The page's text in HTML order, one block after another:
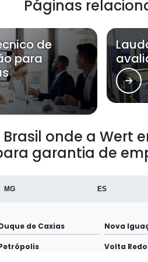
Páginas
de
para
onde a
garantia de
MG ES
de Caxias Nova
Volta